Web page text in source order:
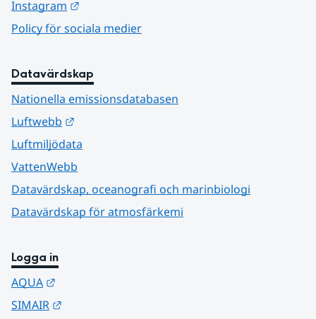
Instagram
Policy för sociala medier
Datavärdskap
Nationella emissionsdatabasen
Luftwebb
Luftmiljödata
VattenWebb
Datavärdskap, oceanografi och marinbiologi
Datavärdskap för atmosfärkemi
Logga in
AQUA
SIMAIR